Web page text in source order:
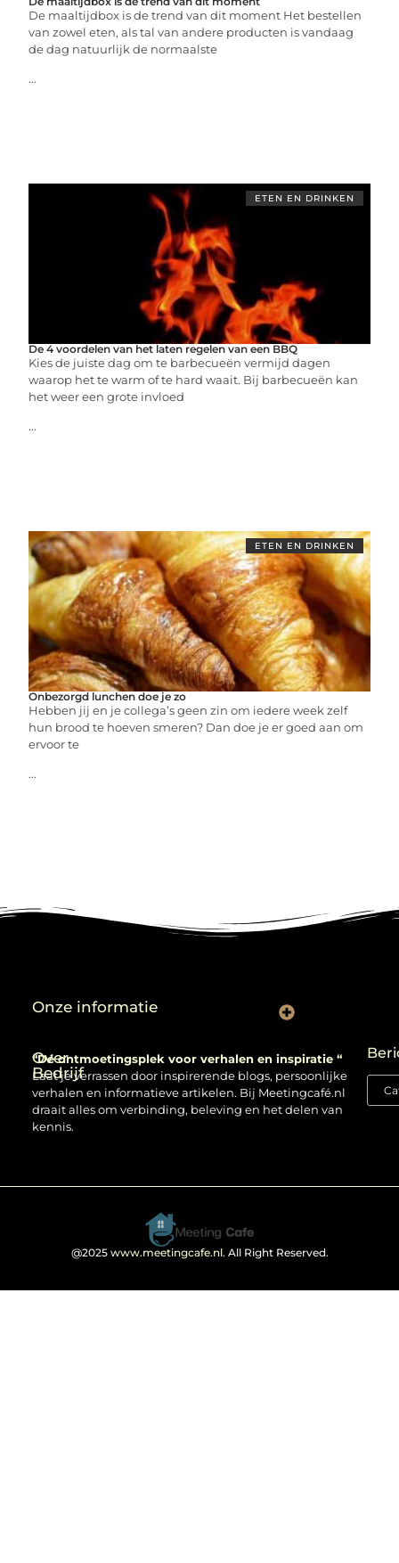
De maaltijdbox is de trend van dit moment Het bestellen
van zowel eten, als tal van andere producten is vandaag
de dag natuurlijk de normaalste
...
ETEN EN DRINKEN
De 4 voordelen van het laten regelen van een BBQ
Kies de juiste dag om te barbecueën vermijd dagen
waarop het te warm of te hard waait. Bij barbecueën kan
het weer een grote invloed
...
ETEN EN DRINKEN
Onbezorgd lunchen doe je zo
Hebben jij en je collega’s geen zin om iedere week zelf
hun brood te hoeven smeren? Dan doe je er goed aan om
ervoor te
...
Over
Bedrijf
“Dé ontmoetingsplek voor verhalen en inspiratie “
Laat je verrassen door inspirerende blogs, persoonlijke
verhalen en informatieve artikelen. Bij Meetingcafé.nl
draait alles om verbinding, beleving en het delen van
kennis.
Onze informatie
@2025 www.meetingcafe.nl. All Right Reserved.